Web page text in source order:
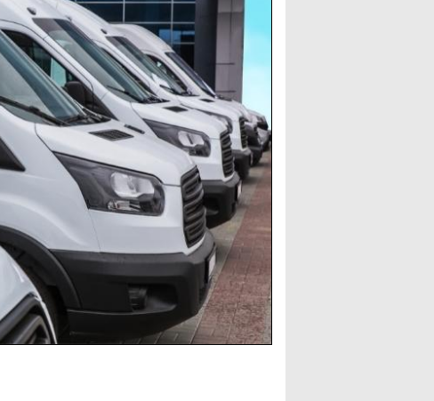
שירות מדהים ומאוד אדיבים בטלפון. הצלחתי למצוא
דרכם הסעה לאירוע, תודה רבה על הכל.